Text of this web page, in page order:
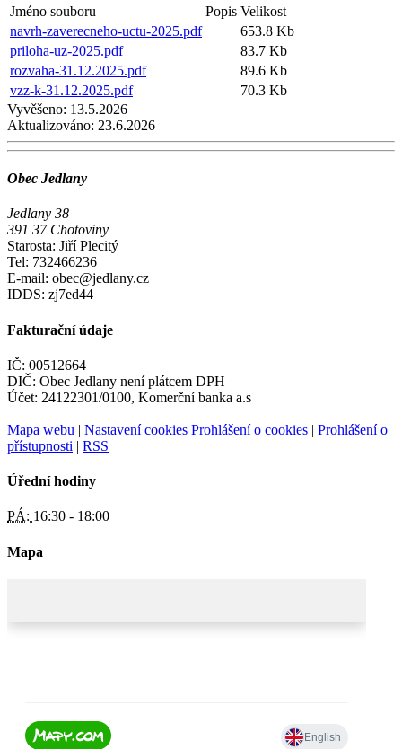
Jméno souboru
Popis Velikost
navrh-zaverecneho-uctu-2025.pdf
653.8 Kb
priloha-uz-2025.pdf
83.7 Kb
rozvaha-31.12.2025.pdf
89.6 Kb
vzz-k-31.12.2025.pdf
70.3 Kb
Vyvěšeno: 13.5.2026
Aktualizováno: 23.6.2026
Obec Jedlany
Jedlany 38
391 37 Chotoviny
Starosta: Jiří Plecitý
Tel: 732466236
E-mail: obec@jedlany.cz
IDDS: zj7ed44
Fakturační údaje
IČ: 00512664
DIČ: Obec Jedlany není plátcem DPH
Účet: 24122301/0100, Komerční banka a.s
Mapa webu | Nastavení cookies Prohlášení o cookies | Prohlášení o
přístupnosti | RSS
Úřední hodiny
PÁ: 16:30 - 18:00
Mapa